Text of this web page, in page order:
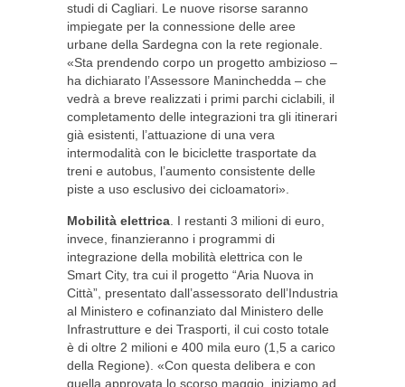
studi di Cagliari. Le nuove risorse saranno
impiegate per la connessione delle aree
urbane della Sardegna con la rete regionale.
«Sta prendendo corpo un progetto ambizioso –
ha dichiarato l’Assessore Maninchedda – che
vedrà a breve realizzati i primi parchi ciclabili, il
completamento delle integrazioni tra gli itinerari
già esistenti, l’attuazione di una vera
intermodalità con le biciclette trasportate da
treni e autobus, l’aumento consistente delle
piste a uso esclusivo dei cicloamatori».
Mobilità elettrica . I restanti 3 milioni di euro,
invece, finanzieranno i programmi di
integrazione della mobilità elettrica con le
Smart City, tra cui il progetto “Aria Nuova in
Città”, presentato dall’assessorato dell’Industria
al Ministero e cofinanziato dal Ministero delle
Infrastrutture e dei Trasporti, il cui costo totale
è di oltre 2 milioni e 400 mila euro (1,5 a carico
della Regione). «Con questa delibera e con
quella approvata lo scorso maggio, iniziamo ad